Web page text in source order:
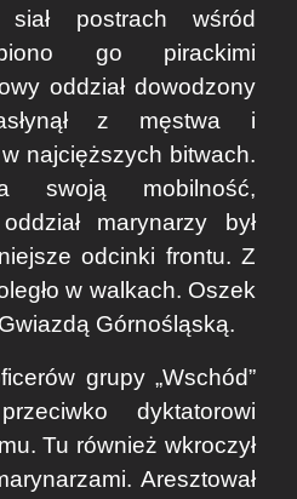
postrach wśród
go pirackimi
oddział dowodzony
z męstwa i
najcięższych bitwach.
swoją mobilność,
marynarzy był
odcinki frontu. Z
w walkach. Oszek
Górnośląską.
grupy „Wschód”
dyktatorowi
Tu również wkroczył
Aresztował